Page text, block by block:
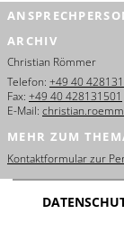
ARCHIV
Christian Römmer
Telefon: +49 40
Fax: +49 40 428131501
E-Mail:
MEHR ZUM
Kontaktformular zur